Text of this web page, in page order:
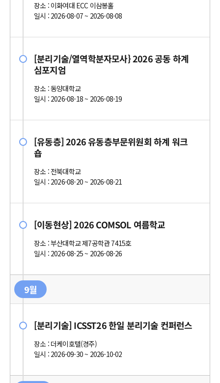
장소 : 이화여대 ECC 이삼봉홀
일시 : 2026-08-07 ~ 2026-08-08
[분리기술/열역학분자모사} 2026 공동 하계
심포지엄
장소 : 동양대학교
일시 : 2026-08-18 ~ 2026-08-19
[유동층] 2026 유동층부문위원회 하계 워크
숍
장소 : 전북대학교
일시 : 2026-08-20 ~ 2026-08-21
[이동현상] 2026 COMSOL 여름학교
장소 : 부산대학교 제7공학관 7415호
일시 : 2026-08-25 ~ 2026-08-26
9월
[분리기술] ICSST26 한일 분리기술 컨퍼런스
장소 : 더케이호텔(경주)
일시 : 2026-09-30 ~ 2026-10-02